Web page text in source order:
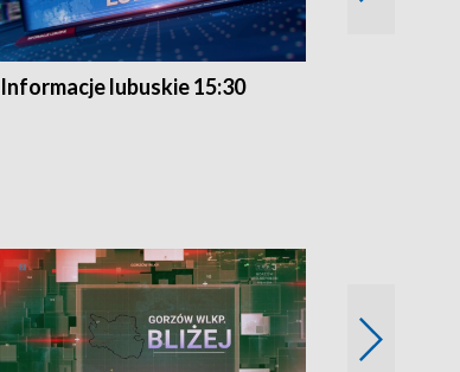
Informacje lubuskie 15:30